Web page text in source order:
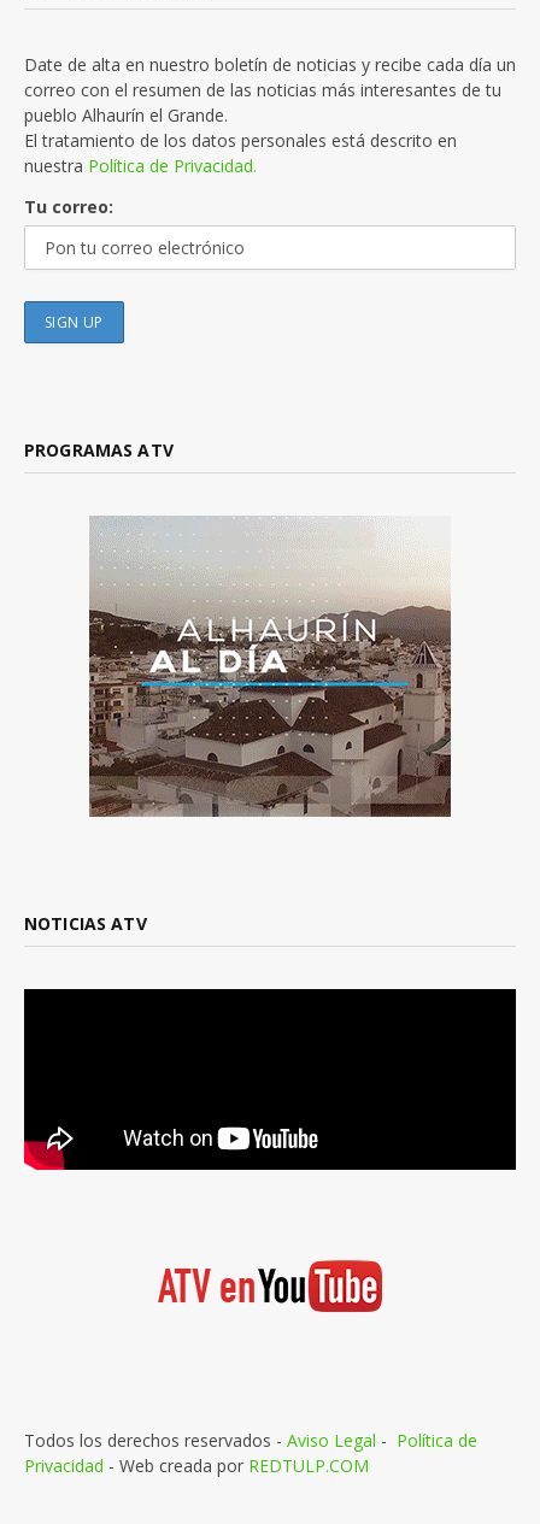
Date de alta en nuestro boletín de noticias y recibe cada día un
correo con el resumen de las noticias más interesantes de tu
pueblo Alhaurín el Grande.
El tratamiento de los datos personales está descrito en
nuestra Política de Privacidad.
Tu correo:
PROGRAMAS ATV
NOTICIAS ATV
Todos los derechos reservados - Aviso Legal - Política de
Privacidad - Web creada por REDTULP.COM